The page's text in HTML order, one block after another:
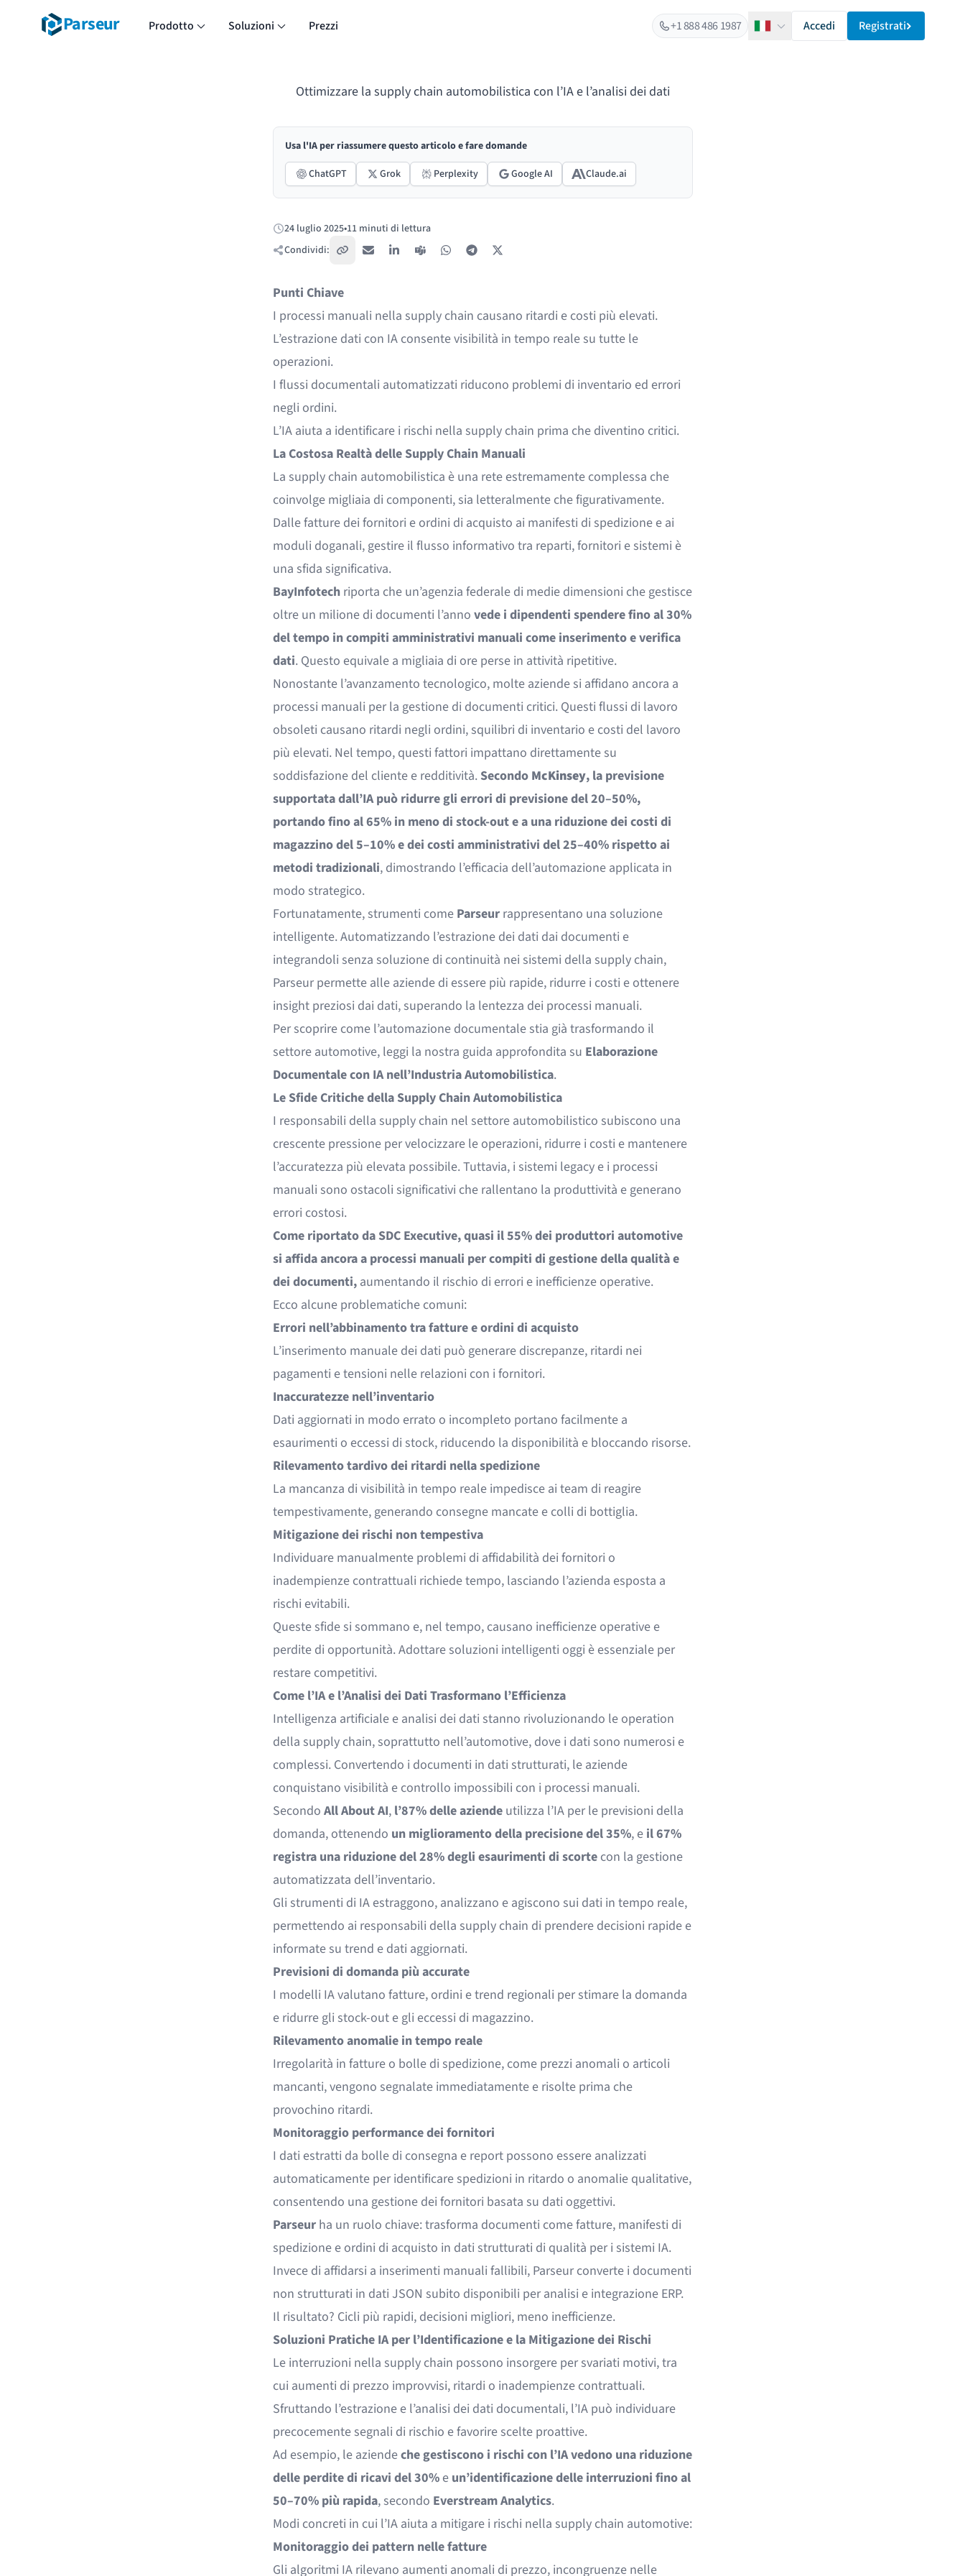
Parseur Prodotto Soluzioni Prezzi +1 888 486 1987 ItalianoAccedi Registrati
Ottimizzare la supply chain automobilistica con l’IA e l’analisi dei dati
Usa l'IA per riassumere questo articolo e fare domande
ChatGPT
Grok Perplexity Google AI Claude.ai
Pubblicato:
24 luglio 2025•11 minuti di lettura
Condividi:
Copia link
Email LinkedInTeams WhatsAppTelegram
Punti Chiave
I processi manuali nella supply chain causano ritardi e costi più elevati.
L’estrazione dati con IA consente visibilità in tempo reale su tutte le
operazioni.
I flussi documentali automatizzati riducono problemi di inventario ed errori
negli ordini.
L’IA aiuta a identificare i rischi nella supply chain prima che diventino critici.
La Costosa Realtà delle Supply Chain Manuali
La supply chain automobilistica è una rete estremamente complessa che
coinvolge migliaia di componenti, sia letteralmente che figurativamente.
Dalle fatture dei fornitori e ordini di acquisto ai manifesti di spedizione e ai
moduli doganali, gestire il flusso informativo tra reparti, fornitori e sistemi è
una sfida significativa.
BayInfotechriporta che un’agenzia federale di medie dimensioni che gestisce
oltre un milione di documenti l’anno vede i dipendenti spendere fino al 30%
del tempo in compiti amministrativi manuali come inserimento e verifica
dati. Questo equivale a migliaia di ore perse in attività ripetitive.
Nonostante l’avanzamento tecnologico, molte aziende si affidano ancora a
processi manuali per la gestione di documenti critici. Questi flussi di lavoro
obsoleti causano ritardi negli ordini, squilibri di inventario e costi del lavoro
più elevati. Nel tempo, questi fattori impattano direttamente su
soddisfazione del cliente e redditività. Secondo McKinsey, la previsione
supportata dall’IA può ridurre gli errori di previsione del 20–50%,
portando fino al 65% in meno di stock-out e a una riduzione dei costi di
magazzino del 5–10% e dei costi amministrativi del 25–40% rispetto ai
metodi tradizionali, dimostrando l’efficacia dell’automazione applicata in
modo strategico.
Fortunatamente, strumenti come Parseurrappresentano una soluzione
intelligente. Automatizzando l’estrazione dei dati dai documenti e
integrandoli senza soluzione di continuità nei sistemi della supply chain,
Parseur permette alle aziende di essere più rapide, ridurre i costi e ottenere
insight preziosi dai dati, superando la lentezza dei processi manuali.
Per scoprire come l’automazione documentale stia già trasformando il
settore automotive, leggi la nostra guida approfondita su Elaborazione
Documentale con IA nell’Industria Automobilistica.
Le Sfide Critiche della Supply Chain Automobilistica
I responsabili della supply chain nel settore automobilistico subiscono una
crescente pressione per velocizzare le operazioni, ridurre i costi e mantenere
l’accuratezza più elevata possibile. Tuttavia, i sistemi legacy e i processi
manuali sono ostacoli significativi che rallentano la produttività e generano
errori costosi.
Come riportato da SDC Executive, quasi il55% dei produttori automotive
si affida ancora a processi manuali per compiti di gestione della qualità e
dei documenti,aumentando il rischio di errori e inefficienze operative.
Ecco alcune problematiche comuni:
Errori nell’abbinamento tra fatture e ordini di acquisto
L’inserimento manuale dei dati può generare discrepanze, ritardi nei
pagamenti e tensioni nelle relazioni con i fornitori.
Inaccuratezze nell’inventario
Dati aggiornati in modo errato o incompleto portano facilmente a
esaurimenti o eccessi di stock, riducendo la disponibilità e bloccando risorse.
Rilevamento tardivo dei ritardi nella spedizione
La mancanza di visibilità in tempo reale impedisce ai team di reagire
tempestivamente, generando consegne mancate e colli di bottiglia.
Mitigazione dei rischi non tempestiva
Individuare manualmente problemi di affidabilità dei fornitori o
inadempienze contrattuali richiede tempo, lasciando l’azienda esposta a
rischi evitabili.
Queste sfide si sommano e, nel tempo, causano inefficienze operative e
perdite di opportunità. Adottare soluzioni intelligenti oggi è essenziale per
restare competitivi.
Come l’IA e l’Analisi dei Dati Trasformano l’Efficienza
Intelligenza artificiale e analisi dei dati stanno rivoluzionando le operation
della supply chain, soprattutto nell’automotive, dove i dati sono numerosi e
complessi. Convertendo i documenti in dati strutturati, le aziende
conquistano visibilità e controllo impossibili con i processi manuali.
Secondo All About AI, l’87% delle aziendeutilizza l’IA per le previsioni della
domanda, ottenendo un miglioramento della precisione del 35%, e il 67%
registra una riduzione del 28% degli esaurimenti di scortecon la gestione
automatizzata dell’inventario.
Gli strumenti di IA estraggono, analizzano e agiscono sui dati in tempo reale,
permettendo ai responsabili della supply chain di prendere decisioni rapide e
informate su trend e dati aggiornati.
Previsioni di domanda più accurate
I modelli IA valutano fatture, ordini e trend regionali per stimare la domanda
e ridurre gli stock-out e gli eccessi di magazzino.
Rilevamento anomalie in tempo reale
Irregolarità in fatture o bolle di spedizione, come prezzi anomali o articoli
mancanti, vengono segnalate immediatamente e risolte prima che
provochino ritardi.
Monitoraggio performance dei fornitori
I dati estratti da bolle di consegna e report possono essere analizzati
automaticamente per identificare spedizioni in ritardo o anomalie qualitative,
consentendo una gestione dei fornitori basata su dati oggettivi.
Parseurha un ruolo chiave: trasforma documenti come fatture, manifesti di
spedizione e ordini di acquisto in dati strutturati di qualità per i sistemi IA.
Invece di affidarsi a inserimenti manuali fallibili, Parseur converte i documenti
non strutturati in dati JSON subito disponibili per analisi e integrazione ERP.
Il risultato? Cicli più rapidi, decisioni migliori, meno inefficienze.
Soluzioni Pratiche IA per l’Identificazione e la Mitigazione dei Rischi
Le interruzioni nella supply chain possono insorgere per svariati motivi, tra
cui aumenti di prezzo improvvisi, ritardi o inadempienze contrattuali.
Sfruttando l’estrazione e l’analisi dei dati documentali, l’IA può individuare
precocemente segnali di rischio e favorire scelte proattive.
Ad esempio, le aziendeche gestiscono i rischi con l’IA vedono una riduzione
delle perdite di ricavi del 30%e un’identificazione delle interruzioni fino al
50–70% più rapida, secondo Everstream Analytics.
Modi concreti in cui l’IA aiuta a mitigare i rischi nella supply chain automotive:
Monitoraggio dei pattern nelle fatture
Gli algoritmi IA rilevano aumenti anomali di prezzo, incongruenze nelle